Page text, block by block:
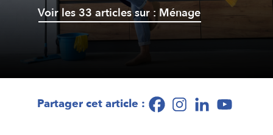
Voir les 33 articles sur : Ménage
Partager cet article :